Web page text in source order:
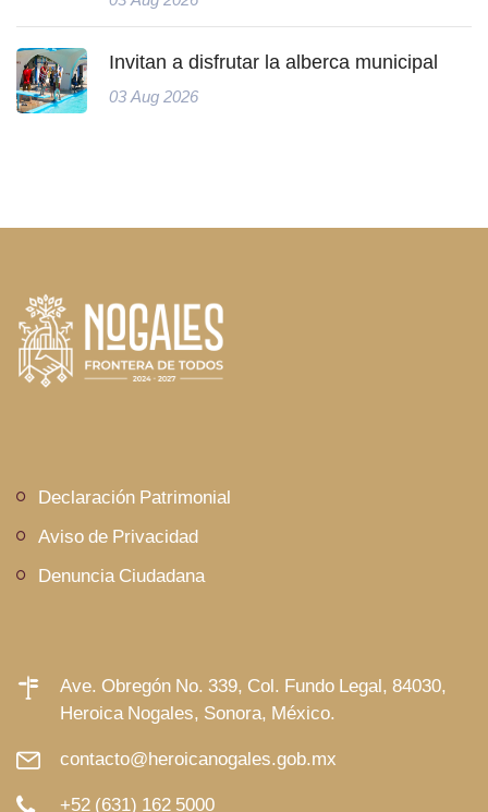
Invitan a disfrutar la alberca municipal
03 Aug 2026
Declaración Patrimonial
Aviso de Privacidad
Denuncia Ciudadana
Ave. Obregón No. 339, Col. Fundo Legal, 84030,
Heroica Nogales, Sonora, México.
contacto@heroicanogales.gob.mx
+52 (631) 162 5000